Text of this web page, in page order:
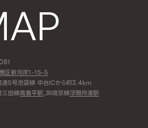
区新河岸1-15-5
速5号池袋線 中台ICから約3.4km
三田線高島平駅,JR埼京線浮間舟渡駅